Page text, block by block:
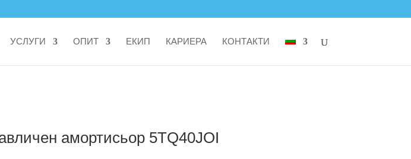
УСЛУГИ ОПИТ ЕКИП КАРИЕРА КОНТАКТИ
амортисьор 5TQ40JOI